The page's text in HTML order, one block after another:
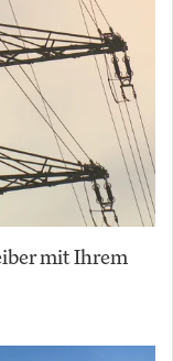
mit Ihrem